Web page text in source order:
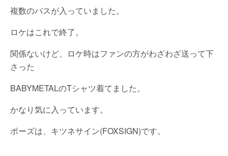
複数のバスが入っていました。
ロケはこれで終了。
関係ないけど、ロケ時はファンの方がわざわざ送って下
さった
BABYMETALのTシャツ着てました。
かなり気に入っています。
ポーズは、キツネサイン(FOXSIGN)です。